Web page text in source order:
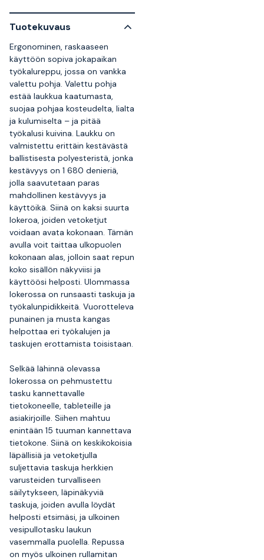
Tuotekuvaus
Ergonominen, raskaaseen
käyttöön sopiva jokapaikan
työkalureppu, jossa on vankka
valettu pohja. Valettu pohja
estää laukkua kaatumasta,
suojaa pohjaa kosteudelta, lialta
ja kulumiselta – ja pitää
työkalusi kuivina. Laukku on
valmistettu erittäin kestävästä
ballistisesta polyesteristä, jonka
kestävyys on 1 680 denieriä,
jolla saavutetaan paras
mahdollinen kestävyys ja
käyttöikä. Siinä on kaksi suurta
lokeroa, joiden vetoketjut
voidaan avata kokonaan. Tämän
avulla voit taittaa ulkopuolen
kokonaan alas, jolloin saat repun
koko sisällön näkyviisi ja
käyttöösi helposti. Ulommassa
lokerossa on runsaasti taskuja ja
työkalunpidikkeitä. Vuorotteleva
punainen ja musta kangas
helpottaa eri työkalujen ja
taskujen erottamista toisistaan.
Selkää lähinnä olevassa
lokerossa on pehmustettu
tasku kannettavalle
tietokoneelle, tableteille ja
asiakirjoille. Siihen mahtuu
enintään 15 tuuman kannettava
tietokone. Siinä on keskikokoisia
läpällisiä ja vetoketjulla
suljettavia taskuja herkkien
varusteiden turvalliseen
säilytykseen, läpinäkyviä
taskuja, joiden avulla löydät
helposti etsimäsi, ja ulkoinen
vesipullotasku laukun
vasemmalla puolella. Repussa
on myös ulkoinen rullamitan